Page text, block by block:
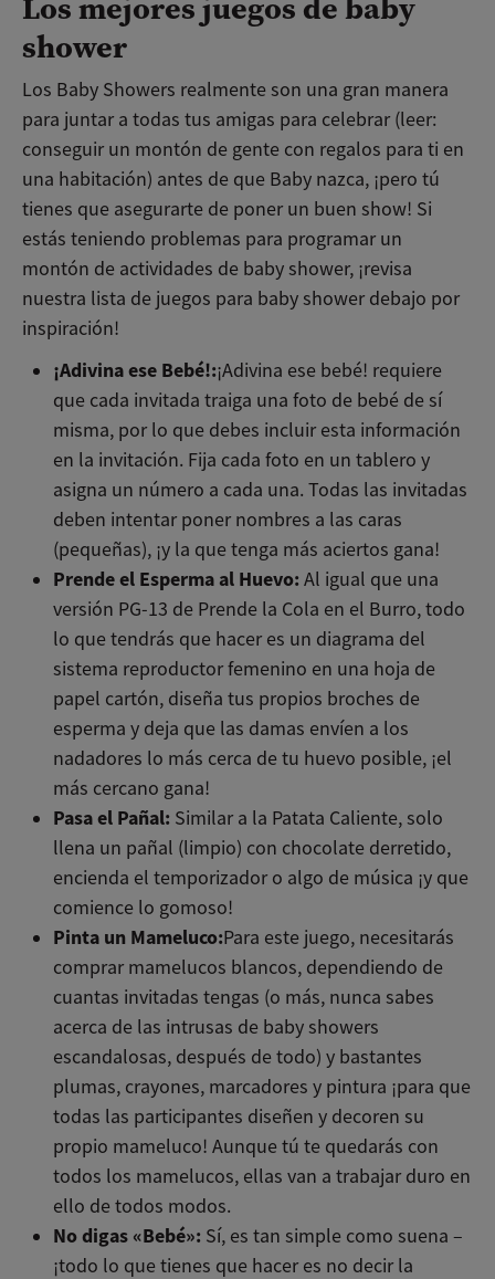
shower
Los Baby Showers realmente son una gran manera
para juntar a todas tus amigas para celebrar (leer:
conseguir un montón de gente con regalos para ti en
una habitación) antes de que Baby nazca, ¡pero tú
tienes que asegurarte de poner un buen show! Si
estás teniendo problemas para programar un
montón de actividades de baby shower, ¡revisa
nuestra lista de juegos para baby shower debajo por
inspiración!
¡Adivina ese Bebé!:¡Adivina ese bebé! requiere
que cada invitada traiga una foto de bebé de sí
misma, por lo que debes incluir esta información
en la invitación. Fija cada foto en un tablero y
asigna un número a cada una. Todas las invitadas
deben intentar poner nombres a las caras
(pequeñas), ¡y la que tenga más aciertos gana!
Prende el Esperma al Huevo:Al igual que una
versión PG-13 de Prende la Cola en el Burro, todo
lo que tendrás que hacer es un diagrama del
sistema reproductor femenino en una hoja de
papel cartón, diseña tus propios broches de
esperma y deja que las damas envíen a los
nadadores lo más cerca de tu huevo posible, ¡el
más cercano gana!
Pasa el Pañal: Similar a la Patata Caliente, solo
llena un pañal (limpio) con chocolate derretido,
encienda el temporizador o algo de música ¡y que
comience lo gomoso!
Pinta un Mameluco:Para este juego, necesitarás
comprar mamelucos blancos, dependiendo de
cuantas invitadas tengas (o más, nunca sabes
acerca de las intrusas de baby showers
escandalosas, después de todo) y bastantes
plumas, crayones, marcadores y pintura ¡para que
todas las participantes diseñen y decoren su
propio mameluco! Aunque tú te quedarás con
todos los mamelucos, ellas van a trabajar duro en
ello de todos modos.
No digas «Bebé»: Sí, es tan simple como suena –
¡todo lo que tienes que hacer es no decir la